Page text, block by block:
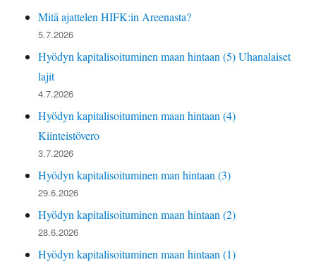
Mitä ajattelen HIFK:in Areenasta?
5.7.2026
Hyödyn kapitalisoituminen maan hintaan (5) Uhanalaiset
lajit
4.7.2026
Hyödyn kapitalisoituminen maan hintaan (4)
Kiinteistövero
3.7.2026
Hyödyn kapitalisoituminen man hintaan (3)
29.6.2026
Hyödyn kapitalisoituminen maan hintaan (2)
28.6.2026
Hyödyn kapitalisoituminen maan hintaan (1)